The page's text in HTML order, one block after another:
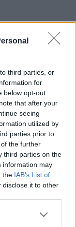
third parties, or
for
below opt-out
that after your
seeing
utilized by
parties prior to
the further
third parties on the
information may
the IAB’s List of
disclose it to other
indíts, s